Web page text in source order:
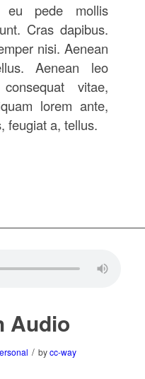
eu pede mollis
Cras dapibus.
nisi. Aenean
Aenean leo
vitae,
lorem ante,
feugiat a, tellus.
Audio
/ bycc-way